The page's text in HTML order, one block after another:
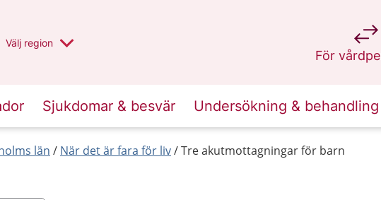
Du har valt region
Välj en annan
region
För
på
Sjukdomar & besvär Undersökning & behandling
län När det är fara för liv Tre akutmottagningar för barn